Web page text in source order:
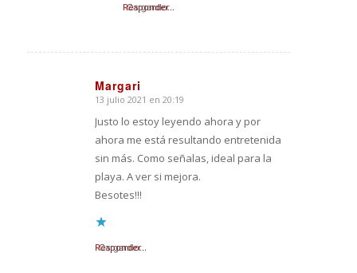
Cargando...
Responder
Margari
Dice:
13 julio 2021 en 20:19
Justo lo estoy leyendo ahora y por
ahora me está resultando entretenida
sin más. Como señalas, ideal para la
playa. A ver si mejora.
Besotes!!!
Cargando...
Responder